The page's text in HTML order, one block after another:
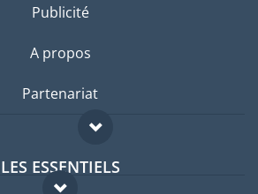
Publicité
A propos
Partenariat
LES ESSENTIELS